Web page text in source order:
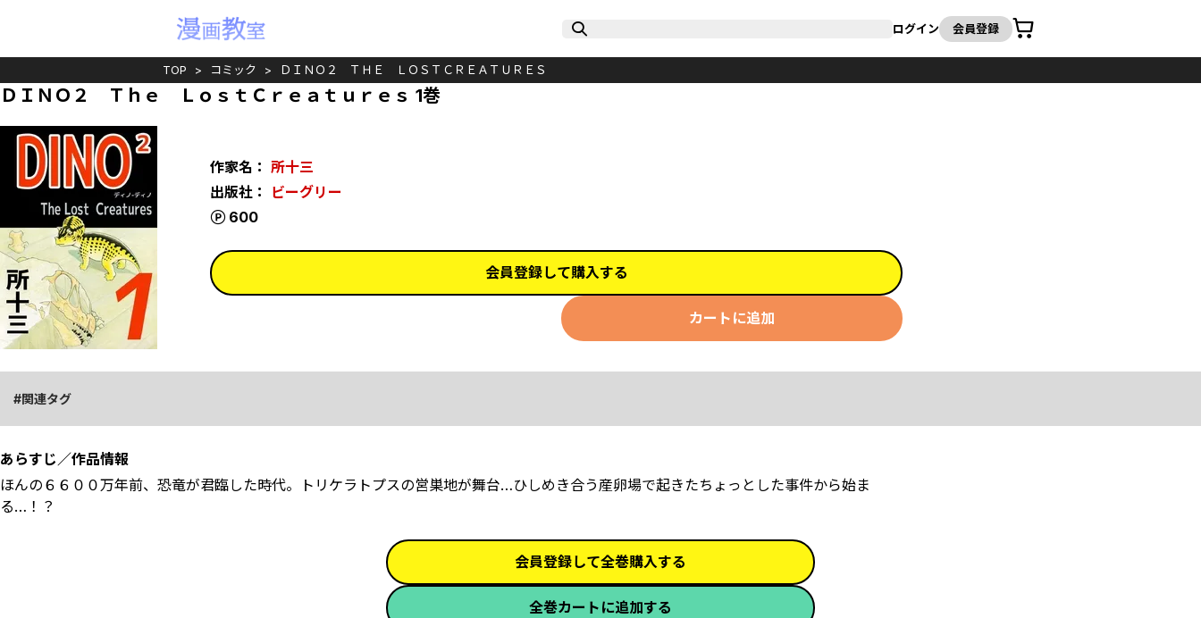
ログイン 会員登録
カート
TOP コミック ＤＩＮＯ２ ＴＨＥ ＬＯＳＴＣＲＥＡＴＵＲＥＳ
ＤＩＮＯ２ Ｔｈｅ ＬｏｓｔＣｒｅａｔｕｒｅｓ 1巻
作家名： 所十三
出版社： ビーグリー
600
会員登録して購入する
カートに追加
関連タグ
あらすじ／作品情報
ほんの６６００万年前、恐竜が君臨した時代。トリケラトプスの営巣地が舞台…ひしめき合う産卵場で起きたちょっとした事件から始ま
る…！？
会員登録して全巻購入する
全巻カートに追加する